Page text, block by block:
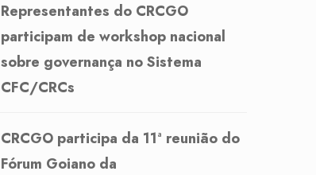
Representantes do CRCGO
participam de workshop nacional
sobre governança no Sistema
CFC/CRCs
CRCGO participa da 11ª reunião do
Fórum Goiano da